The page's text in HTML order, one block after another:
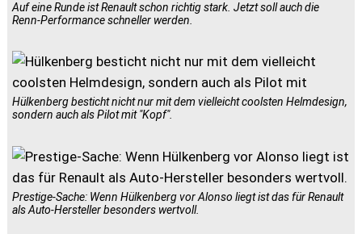
Auf eine Runde ist Renault schon richtig stark. Jetzt soll auch die
Renn-Performance schneller werden.
Hülkenberg besticht nicht nur mit dem vielleicht coolsten Helmdesign,
sondern auch als Pilot mit "Kopf".
Prestige-Sache: Wenn Hülkenberg vor Alonso liegt ist das für Renault
als Auto-Hersteller besonders wertvoll.